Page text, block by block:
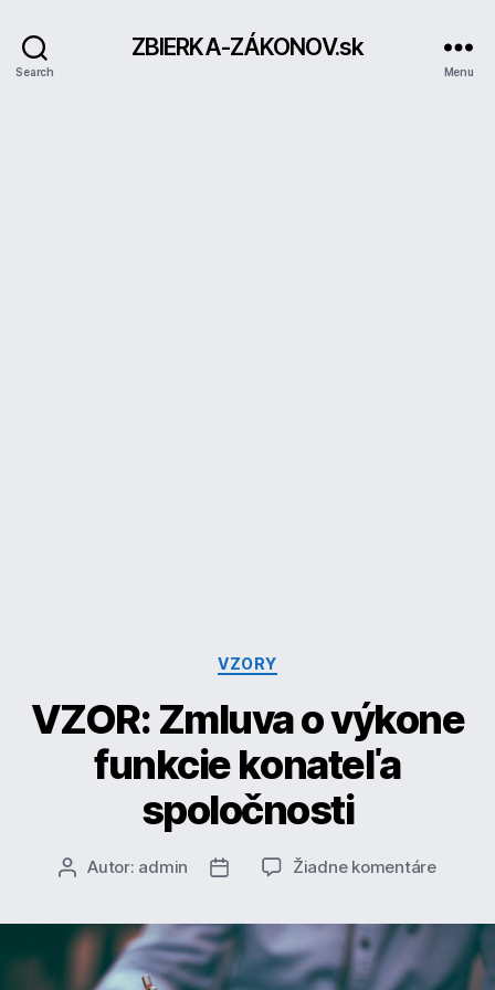
Search
ZBIERKA-ZÁKONOV.sk
Menu
Kategórie
VZORY
VZOR: Zmluva o výkone
funkcie konateľa
spoločnosti
AutorAutor: admin
Dátum
Žiadne komentárena
výkone